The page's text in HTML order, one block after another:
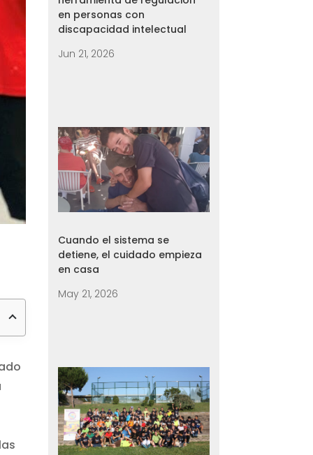
en personas con
discapacidad intelectual
Jun 21, 2026
Cuando el sistema se
detiene, el cuidado empieza
en casa
May 21, 2026